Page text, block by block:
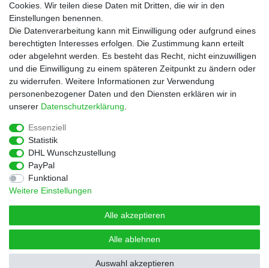
Service
Rezepte
Newsletter
Blog
Choco Patiss
|
Cookies. Wir teilen diese Daten mit Dritten, die wir in den
Einstellungen benennen.
Die Datenverarbeitung kann mit Einwilligung oder aufgrund eines
berechtigten Interesses erfolgen. Die Zustimmung kann erteilt
oder abgelehnt werden. Es besteht das Recht, nicht einzuwilligen
und die Einwilligung zu einem späteren Zeitpunkt zu ändern oder
zu widerrufen. Weitere Informationen zur Verwendung
personenbezogener Daten und den Diensten erklären wir in
unserer Daten­schutz­erklärung
Essenziell
Statistik
DHL Wunschzustellung
PayPal
Funktional
Weitere Einstellungen
Alle akzeptieren
Alle ablehnen
Auswahl akzeptieren